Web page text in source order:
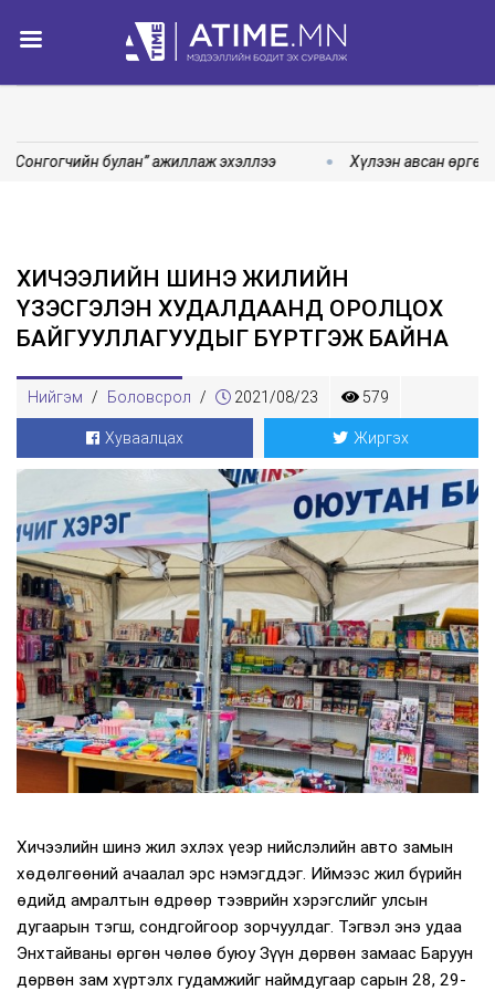
булан” ажиллаж эхэллээ Хүлээн авсан
ХИЧЭЭЛИЙН ШИНЭ ЖИЛИЙН
ҮЗЭСГЭЛЭН ХУДАЛДААНД ОРОЛЦОХ
БАЙГУУЛЛАГУУДЫГ БҮРТГЭЖ БАЙНА
Нийгэм / Боловсрол / 2021/08/23 579
Хуваалцах Жиргэх
Хичээлийн шинэ жил эхлэх үеэр нийслэлийн авто замын
хөдөлгөөний ачаалал эрс нэмэгддэг. Иймээс жил бүрийн
өдийд амралтын өдрөөр тээврийн хэрэгслийг улсын
дугаарын тэгш, сондгойгоор зорчуулдаг. Тэгвэл энэ удаа
Энхтайваны өргөн чөлөө буюу Зүүн дөрвөн замаас Баруун
дөрвөн зам хүртэлх гудамжийг наймдугаар сарын 28, 29-